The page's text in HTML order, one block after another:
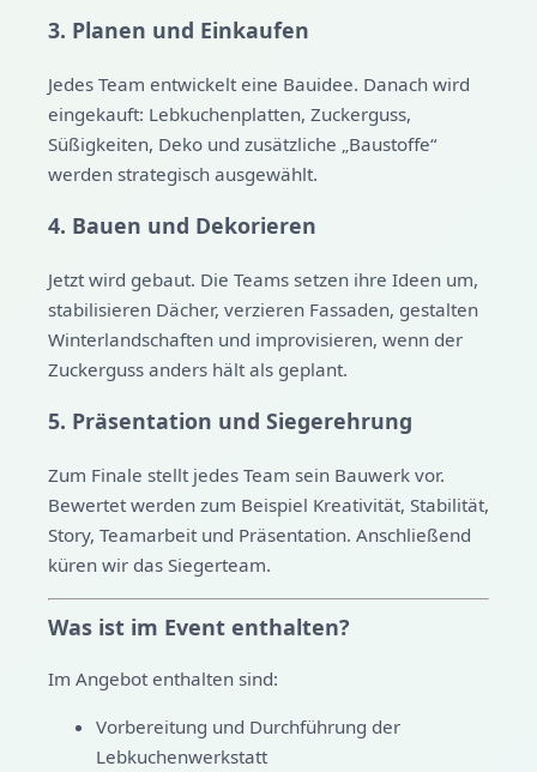
3. Planen und Einkaufen
Jedes Team entwickelt eine Bauidee. Danach wird
eingekauft: Lebkuchenplatten, Zuckerguss,
Süßigkeiten, Deko und zusätzliche „Baustoffe“
werden strategisch ausgewählt.
4. Bauen und Dekorieren
Jetzt wird gebaut. Die Teams setzen ihre Ideen um,
stabilisieren Dächer, verzieren Fassaden, gestalten
Winterlandschaften und improvisieren, wenn der
Zuckerguss anders hält als geplant.
5. Präsentation und Siegerehrung
Zum Finale stellt jedes Team sein Bauwerk vor.
Bewertet werden zum Beispiel Kreativität, Stabilität,
Story, Teamarbeit und Präsentation. Anschließend
küren wir das Siegerteam.
Was ist im Event enthalten?
Im Angebot enthalten sind:
Vorbereitung und Durchführung der
Lebkuchenwerkstatt